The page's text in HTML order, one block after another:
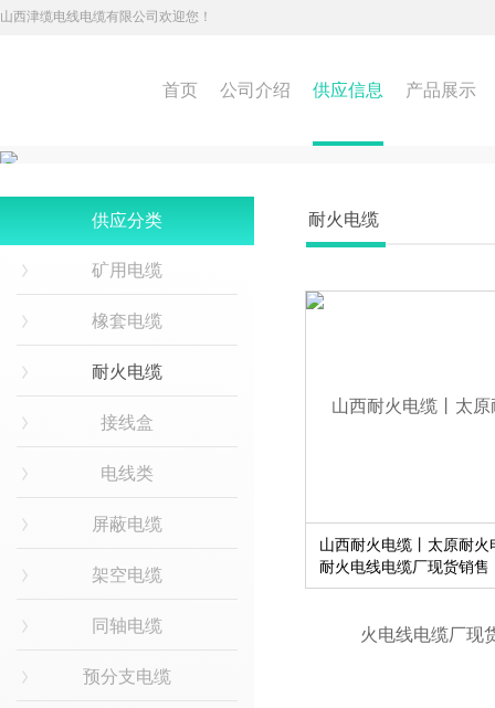
山西津缆电线电缆有限公司欢迎您！
首页 公司介绍 供应信息 产品展示
供应分类
矿用电缆
橡套电缆
耐火电缆
接线盒
电线类
屏蔽电缆
架空电缆
同轴电缆
预分支电缆
耐火电缆
山西耐火电缆丨太原耐火
耐火电线电缆厂现货销售